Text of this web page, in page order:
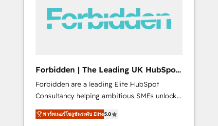
Shopify, Oneflow. 💻 Développements
custom : CRM UI Extensions (React),
B2B, Immobilier, Viticulture, Finance. 🚀 Nos
livrables : migration sécurisée,
implémentation Marketing + Sales + Service
Hub, synchronisation ERP ↔ HubSpot temps
réel, formation équipes. 🏆 +350 projets
Forbidden | The Leading UK HubSpot
Consultancy
Forbidden are a leading Elite HubSpot
Consultancy helping ambitious SMEs unlock
the full potential of HubSpot. Too many
businesses invest in HubSpot but never see
พาร์ทเนอร์โซลูชันระดับ Elite5.0